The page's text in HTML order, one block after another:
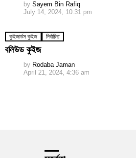
by Sayem Bin Rafiq
July 14, 2024, 10:31 pm
কুইজার্ডস কুইজ নির্বাচিত
বলিউড কুইজ
by Rodaba Jaman
April 21, 2024, 4:36 am